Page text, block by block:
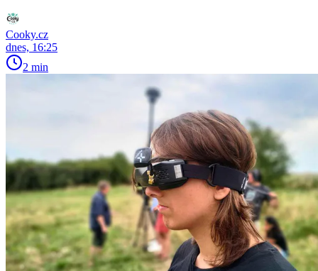
Cooky.cz
dnes, 16:25
2 min